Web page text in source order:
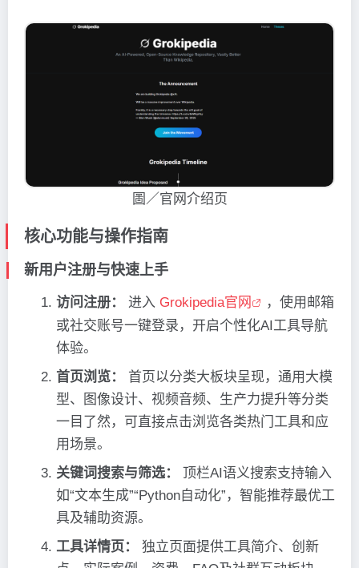
圖／官网介绍页
核心功能与操作指南
新用户注册与快速上手
访问注册： 进入 Grokipedia官网
，使用邮箱
或社交账号一键登录，开启个性化AI工具导航
体验。
首页浏览：
首页以分类大板块呈现，通用大模
型、图像设计、视频音频、生产力提升等分类
一目了然，可直接点击浏览各类热门工具和应
用场景。
关键词搜索与筛选：
顶栏AI语义搜索支持输入
如“文本生成”“Python自动化”，智能推荐最优工
具及辅助资源。
工具详情页：
独立页面提供工具简介、创新